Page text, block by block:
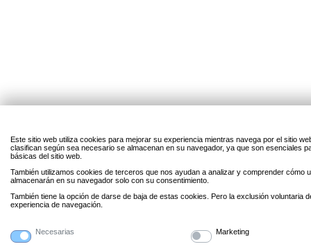
Este sitio web utiliza cookies para mejorar su experiencia mientras navega por el sitio
clasifican según sea necesario se almacenan en su navegador, ya que son esenciales
básicas del sitio web.
También utilizamos cookies de terceros que nos ayudan a analizar y comprender cómo
almacenarán en su navegador solo con su consentimiento.
También tiene la opción de darse de baja de estas cookies. Pero la exclusión voluntaria
experiencia de navegación.
Necesarias Marketing